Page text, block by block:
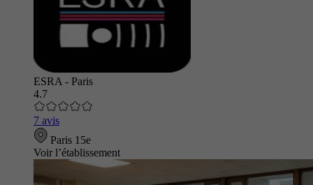
ESRA - Paris
4.7
7 avis
Paris 15e
Voir l’établissement